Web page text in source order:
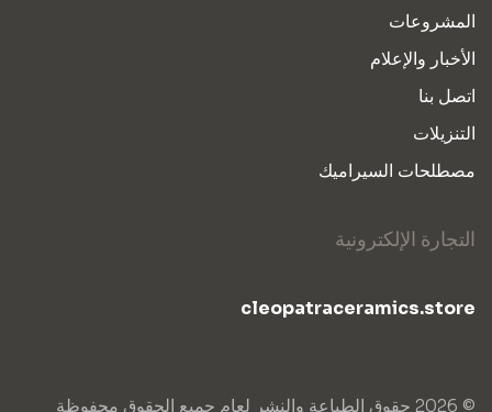
المشروعات
الأخبار والإعلام
اتصل بنا
التنزيلات
مصطلحات السيراميك
التجارة الإلكترونية
cleopatraceramics.store
© 2026 حقوق الطباعة والنشر لعام جميع الحقوق محفوظة